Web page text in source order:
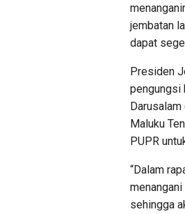
jembatan
dapat
Presiden
pengungsi
Darusalam
Maluku
PUPR
“Dalam
sehingga